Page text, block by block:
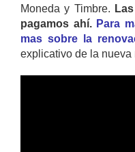
Moneda y Timbre.
pagamos ahí. Para
mas sobre la
explicativo de la nueva